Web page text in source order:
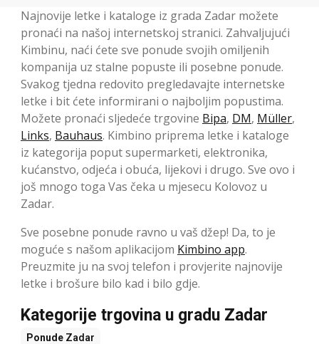
Najnovije letke i kataloge iz grada Zadar možete
pronaći na našoj internetskoj stranici. Zahvaljujući
Kimbinu, naći ćete sve ponude svojih omiljenih
kompanija uz stalne popuste ili posebne ponude.
Svakog tjedna redovito pregledavajte internetske
letke i bit ćete informirani o najboljim popustima.
Možete pronaći sljedeće trgovine Bipa, DM, Müller,
Links, Bauhaus. Kimbino priprema letke i kataloge
iz kategorija poput supermarketi, elektronika,
kućanstvo, odjeća i obuća, lijekovi i drugo. Sve ovo i
još mnogo toga Vas čeka u mjesecu Kolovoz u
Zadar.
Sve posebne ponude ravno u vaš džep! Da, to je
moguće s našom aplikacijom Kimbino app.
Preuzmite ju na svoj telefon i provjerite najnovije
letke i brošure bilo kad i bilo gdje.
Kategorije trgovina u gradu Zadar
Ponude Zadar